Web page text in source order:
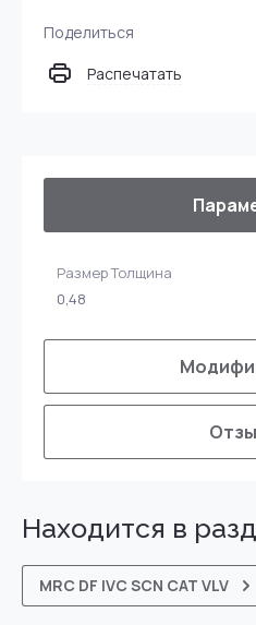
Поделиться
Распечатать
Размер Толщина
0,48
Находится в
MRC DF IVC SCN CAT VLV